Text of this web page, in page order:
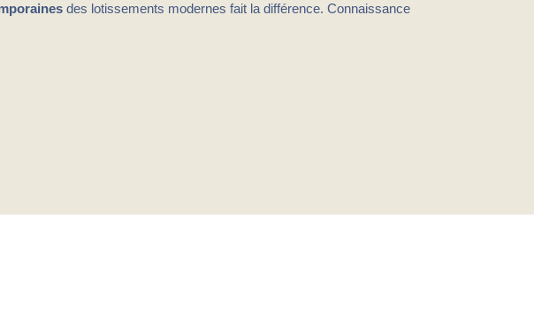
des lotissements modernes fait la différence. Connaissance